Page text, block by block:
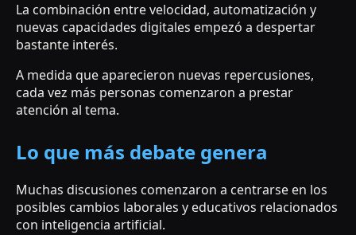
La combinación entre velocidad, automatización y
nuevas capacidades digitales empezó a despertar
bastante interés.
A medida que aparecieron nuevas repercusiones,
cada vez más personas comenzaron a prestar
atención al tema.
Lo que más debate genera
Muchas discusiones comenzaron a centrarse en los
posibles cambios laborales y educativos relacionados
con inteligencia artificial.